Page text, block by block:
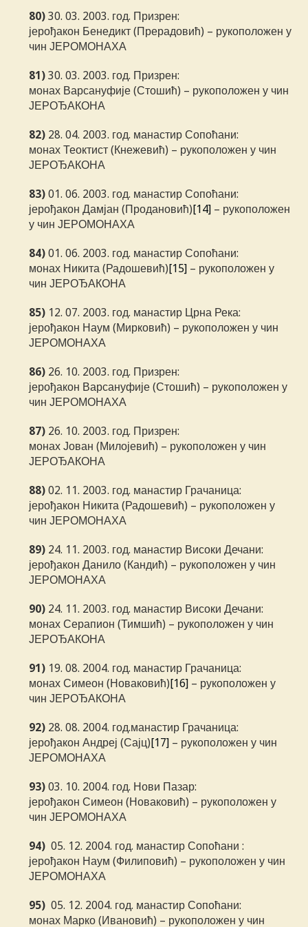
80) 30. 03. 2003. год. Призрен:
јерођакон Бенедикт (Прерадовић) – рукоположен у
чин ЈЕРОМОНАХА
81) 30. 03. 2003. год. Призрен:
монах Варсануфије (Стошић) – рукоположен у чин
ЈЕРОЂАКОНА
82) 28. 04. 2003. год. манастир Сопоћани:
монах Теоктист (Кнежевић) – рукоположен у чин
ЈЕРОЂАКОНА
83) 01. 06. 2003. год. манастир Сопоћани:
јерођакон Дамјан (Продановић) [14] – рукоположен
у чин ЈЕРОМОНАХА
84) 01. 06. 2003. год. манастир Сопоћани:
монах Никита (Радошевић) [15] – рукоположен у
чин ЈЕРОЂАКОНА
85) 12. 07. 2003. год. манастир Црна Река:
јерођакон Наум (Мирковић) – рукоположен у чин
ЈЕРОМОНАХА
86) 26. 10. 2003. год. Призрен:
јерођакон Варсануфије (Стошић) – рукоположен у
чин ЈЕРОМОНАХА
87) 26. 10. 2003. год. Призрен:
монах Јован (Милојевић) – рукоположен у чин
ЈЕРОЂАКОНА
88) 02. 11. 2003. год. манастир Грачаница:
јерођакон Никита (Радошевић) – рукоположен у
чин ЈЕРОМОНАХА
89) 24. 11. 2003. год. манастир Високи Дечани:
јерођакон Данило (Кандић) – рукоположен у чин
ЈЕРОМОНАХА
90) 24. 11. 2003. год. манастир Високи Дечани:
монах Серапион (Тимшић) – рукоположен у чин
ЈЕРОЂАКОНА
91) 19. 08. 2004. год. манастир Грачаница:
монах Симеон (Новаковић) [16] – рукоположен у
чин ЈЕРОЂАКОНА
92) 28. 08. 2004. год.манастир Грачаница:
јерођакон Андреј (Сајц) [17] – рукоположен у чин
ЈЕРОМОНАХА
93) 03. 10. 2004. год. Нови Пазар:
јерођакон Симеон (Новаковић) – рукоположен у
чин ЈЕРОМОНАХА
94) 05. 12. 2004. год. манастир Сопоћани :
јерођакон Наум (Филиповић) – рукоположен у чин
ЈЕРОМОНАХА
95) 05. 12. 2004. год. манастир Сопоћани:
монах Марко (Ивановић) – рукоположен у чин